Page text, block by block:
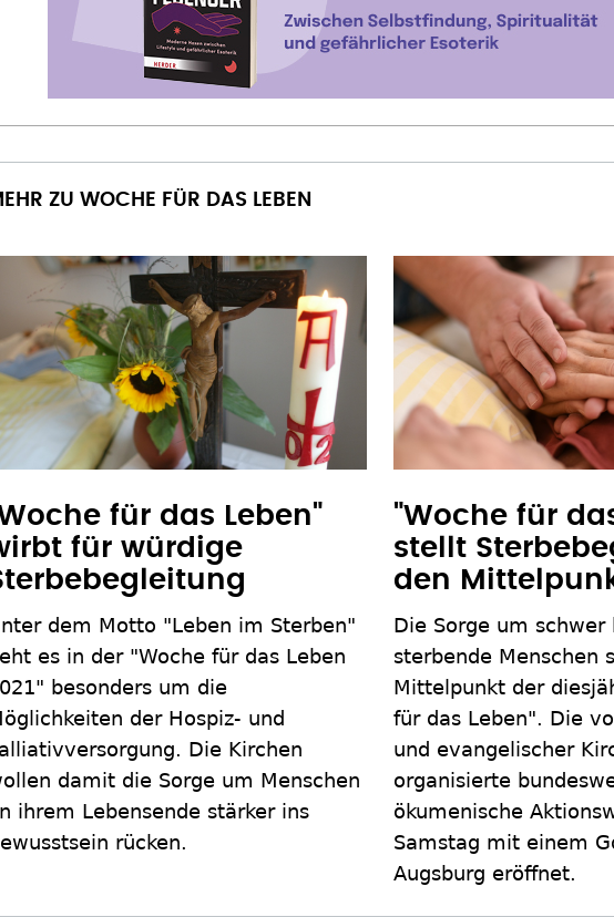
ZU WOCHE FÜR DAS LEBEN
für das Leben"
für würdige
dem Motto "Leben im Sterben"
es in der "Woche für das Leben
besonders um die
der Hospiz- und
Die Kirchen
damit die Sorge um Menschen
ihrem Lebensende stärker ins
rücken.
"Woche für
stellt
den
Die Sorge um schwer
sterbende Menschen
Mittelpunkt der
für das Leben". Die
und evangelischer
organisierte
ökumenische
Samstag mit einem
Augsburg eröffnet.